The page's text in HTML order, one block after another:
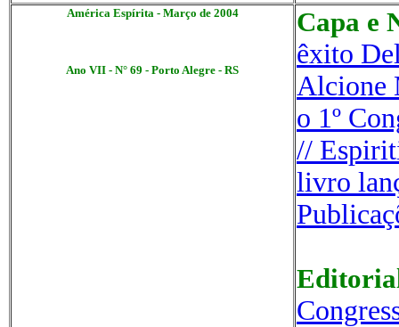
América Espírita - Março de 2004
Ano VII - N° 69 - Porto Alegre - RS
Capa e
êxito
Alcione
o 1º
//
livro